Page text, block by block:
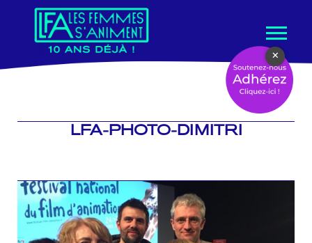
contenu
LFA-PHOTO-DIMITRI
×